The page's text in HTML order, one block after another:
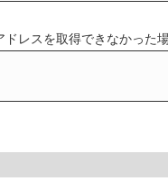
レスを取得できなかった